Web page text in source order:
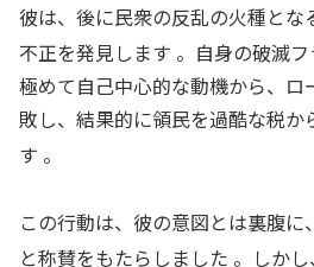
彼は、後に民衆の反乱の火種とな
不正を発見します 。自身の破滅
極めて自己中心的な動機から、ロ
敗し、結果的に領民を過酷な税か
す 。
この行動は、彼の意図とは裏腹
と称賛をもたらしました 。しか